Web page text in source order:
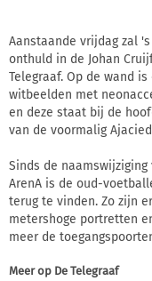
Aanstaande vrijdag zal
onthuld in de Johan
Telegraaf. Op de wand
witbeelden met
en deze staat bij de
van de voormalig
Sinds de
ArenA is de oud-
terug te vinden. Zo zijn
metershoge portretten
meer de
Meer op De Telegraaf